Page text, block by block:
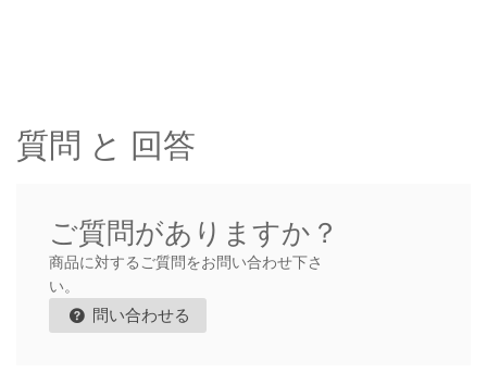
質問 と 回答
ご質問がありますか？
商品に対するご質問をお問い合わせ下さ
い。
問い合わせる